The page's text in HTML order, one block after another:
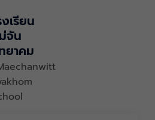
งเรียน
จัน
ยาคม